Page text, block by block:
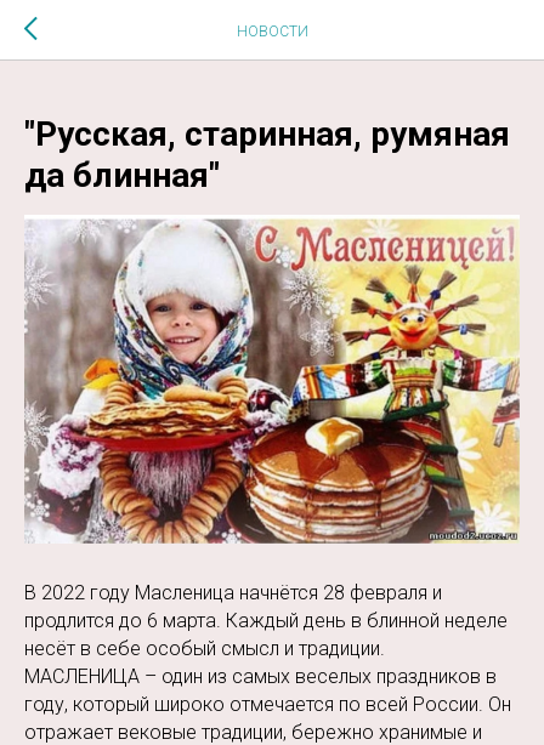
$MESSAGE$
НОВОСТИ
"Русская, старинная, румяная
да блинная"
В 2022 году Масленица начнётся 28 февраля и
продлится до 6 марта. Каждый день в блинной неделе
несёт в себе особый смысл и традиции.
МАСЛЕНИЦА – один из самых веселых праздников в
году, который широко отмечается по всей России. Он
отражает вековые традиции, бережно хранимые и